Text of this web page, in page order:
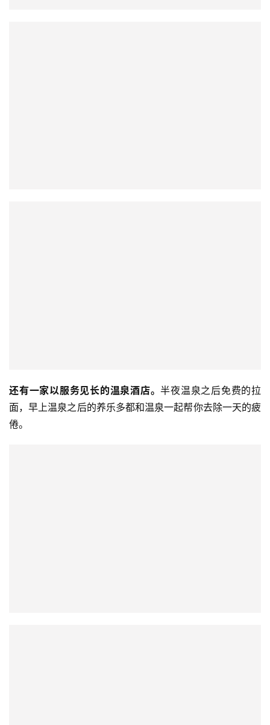
还有一家以服务见长的温泉酒店。半夜温泉之后免费的拉
面，早上温泉之后的养乐多都和温泉一起帮你去除一天的疲
倦。